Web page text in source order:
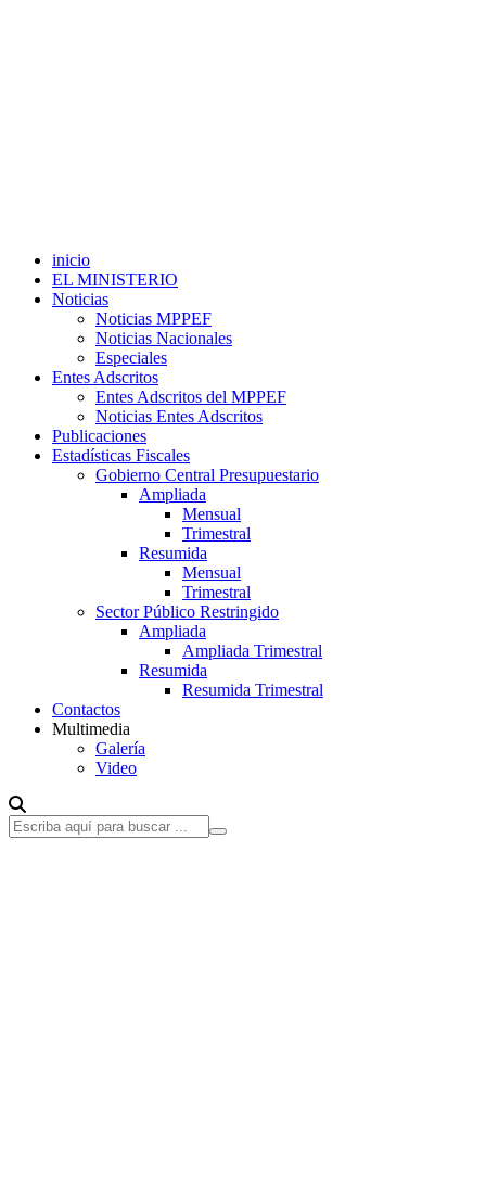
inicio
EL MINISTERIO
Noticias
Noticias MPPEF
Noticias Nacionales
Especiales
Entes Adscritos
Entes Adscritos del MPPEF
Noticias Entes Adscritos
Publicaciones
Estadísticas Fiscales
Gobierno Central Presupuestario
Ampliada
Mensual
Trimestral
Resumida
Mensual
Trimestral
Sector Público Restringido
Ampliada
Ampliada Trimestral
Resumida
Resumida Trimestral
Contactos
Multimedia
Galería
Video